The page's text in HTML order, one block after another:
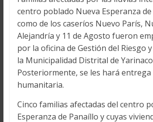
centro poblado Nueva Esperanza
como de los caseríos Nuevo París,
Alejandría y 11 de Agosto fueron
por la oficina de Gestión del Riesgo
la Municipalidad Distrital de
Posteriormente, se les hará entrega
humanitaria.
Cinco familias afectadas del centro
Esperanza de Panaíllo y cuyas